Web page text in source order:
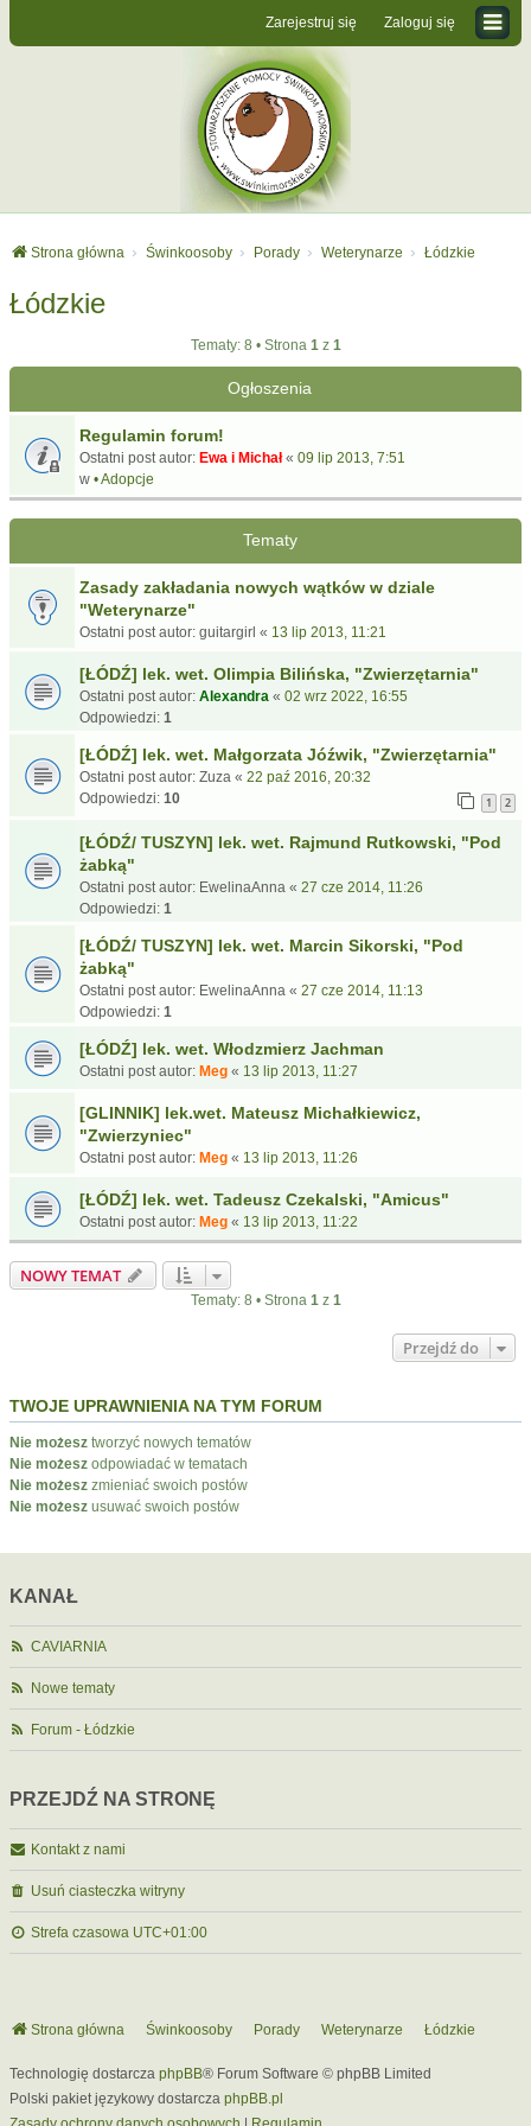
Zaloguj się
Zarejestruj się
Strona główna Świnkoosoby Porady Weterynarze Łódzkie
Łódzkie
Tematy: 8 • Strona 1z 1
Ogłoszenia
Regulamin forum!
Ostatni post autor: Ewa i Michał« 09 lip 2013, 7:51
w • Adopcje
Tematy
Zasady zakładania nowych wątków w dziale
"Weterynarze"
Ostatni post autor: guitargirl « 13 lip 2013, 11:21
[ŁÓDŹ] lek. wet. Olimpia Bilińska, "Zwierzętarnia"
Ostatni post autor: Alexandra « 02 wrz 2022, 16:55
Odpowiedzi: 1
[ŁÓDŹ] lek. wet. Małgorzata Jóźwik, "Zwierzętarnia"
Ostatni post autor: Zuza « 22 paź 2016, 20:32
Odpowiedzi: 10 1 2
[ŁÓDŹ/ TUSZYN] lek. wet. Rajmund Rutkowski, "Pod
żabką"
Ostatni post autor: EwelinaAnna « 27 cze 2014, 11:26
Odpowiedzi: 1
[ŁÓDŹ/ TUSZYN] lek. wet. Marcin Sikorski, "Pod
żabką"
Ostatni post autor: EwelinaAnna « 27 cze 2014, 11:13
Odpowiedzi: 1
[ŁÓDŹ] lek. wet. Włodzmierz Jachman
Ostatni post autor: Meg « 13 lip 2013, 11:27
[GLINNIK] lek.wet. Mateusz Michałkiewicz,
"Zwierzyniec"
Ostatni post autor: Meg « 13 lip 2013, 11:26
[ŁÓDŹ] lek. wet. Tadeusz Czekalski, "Amicus"
Ostatni post autor: Meg « 13 lip 2013, 11:22
NOWY TEMAT
Tematy: 8 • Strona 1z 1
Przejdź do
TWOJE UPRAWNIENIA NA TYM FORUM
Nie możesz tworzyć nowych tematów
Nie możesz odpowiadać w tematach
Nie możesz zmieniać swoich postów
Nie możesz usuwać swoich postów
KANAŁ
CAVIARNIA
Nowe tematy
Forum - Łódzkie
PRZEJDŹ NA STRONĘ
Kontakt z nami
Usuń ciasteczka witryny
Strefa czasowa UTC+01:00
Strona główna Świnkoosoby Porady Weterynarze Łódzkie
Technologię dostarcza phpBB® Forum Software © phpBB Limited
Polski pakiet językowy dostarcza phpBB.pl